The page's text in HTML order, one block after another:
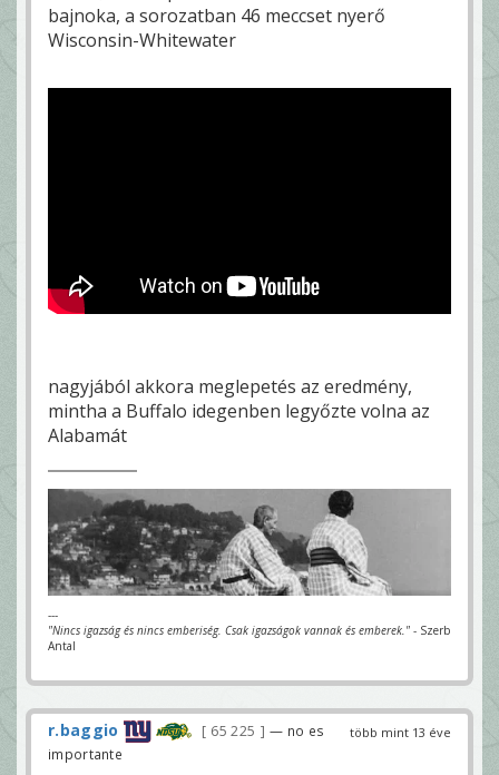
bajnoka, a sorozatban 46 meccset nyerő
Wisconsin-Whitewater
nagyjából akkora meglepetés az eredmény,
mintha a Buffalo idegenben legyőzte volna az
Alabamát
---
"Nincs igazság és nincs emberiség. Csak igazságok vannak és emberek." - Szerb
Antal
több mint 13 éve
r.baggio 65 225
— no es
importante